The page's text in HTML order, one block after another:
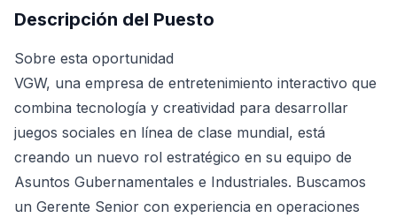
Descripción del Puesto
Sobre esta oportunidad
VGW, una empresa de entretenimiento interactivo que
combina tecnología y creatividad para desarrollar
juegos sociales en línea de clase mundial, está
creando un nuevo rol estratégico en su equipo de
Asuntos Gubernamentales e Industriales. Buscamos
un Gerente Senior con experiencia en operaciones